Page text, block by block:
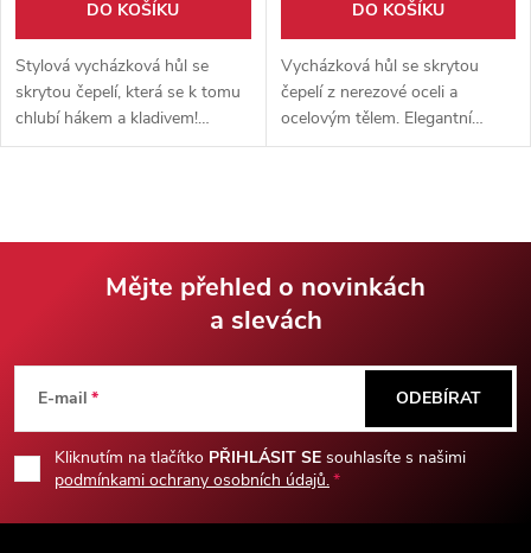
DO KOŠÍKU
Stylová vycházková hůl se
skrytou čepelí, která se k tomu
chlubí hákem a kladivem!
Multifunkční hůl, se kterou si na
DO KOŠÍKU
Vycházková hůl se skrytou
čepelí z nerezové oceli a
ocelovým tělem. Elegantní
provedení s hlavicí v imitaci
p
a
Mějte přehled o novinkách
a slevách
E-mail
Kliknutím na tlačítko PŘIHLÁSIT SE souhlasíte s našimi
podmínkami ochrany osobních údajů.
ODEBÍRAT